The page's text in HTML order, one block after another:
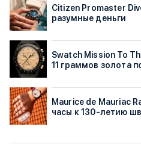
Citizen Promaster
разумные деньги
Swatch Mission To
11 граммов золота
Maurice de Mauriac
часы к 130-летию